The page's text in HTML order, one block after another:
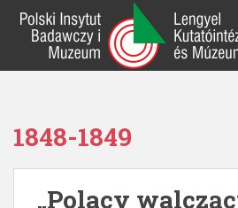
p
1848-1849
„Polacy